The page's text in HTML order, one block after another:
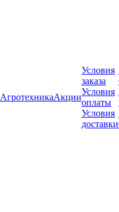
АгротехникаАкции
Условия
заказа
Условия
оплаты
Условия
доставки